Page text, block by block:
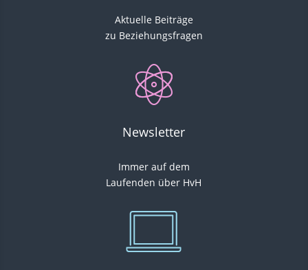
Aktuelle Beiträge
zu Beziehungsfragen
Newsletter
Immer auf dem
Laufenden über HvH